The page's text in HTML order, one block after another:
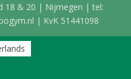
18 & 20 | Nijmegen | tel:
| KvK 51441098